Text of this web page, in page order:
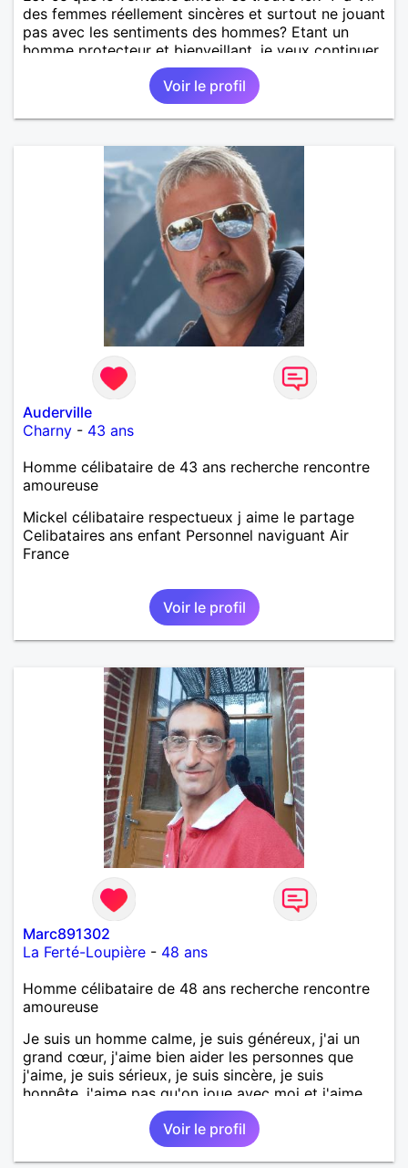
des femmes réellement sincères et surtout ne jouant
pas avec les sentiments des hommes? Etant un
homme protecteur et bienveillant, je veux continuer
d'y croire et pouvoir enfin former la petite famille
que je désir temps. Faux profil, profiteuse et autres
joyeuseté passer votre chemin, vous ne
m'intéressez pas du tout!
Voir le profil
Auderville
Charny - 43 ans
Homme célibataire de 43 ans recherche rencontre
amoureuse
Mickel célibataire respectueux j aime le partage
Celibataires ans enfant Personnel naviguant Air
France
Voir le profil
Marc891302
La Ferté-Loupière - 48 ans
Homme célibataire de 48 ans recherche rencontre
amoureuse
Je suis un homme calme, je suis généreux, j'ai un
grand cœur, j'aime bien aider les personnes que
j'aime, je suis sérieux, je suis sincère, je suis
honnête, j'aime pas qu'on joue avec moi et j'aime
pas les mensonges. Je cherche une relation
amoureuse et sérieuse.Voir le profil